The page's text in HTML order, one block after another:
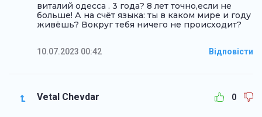
виталий одесса . 3 года? 8 лет точно,если не
больше! А на счёт языка: ты в каком мире и году
живёшь? Вокруг тебя ничего не происходит?
10.07.2023 00:42 Відповісти
Vetal Chevdar 0